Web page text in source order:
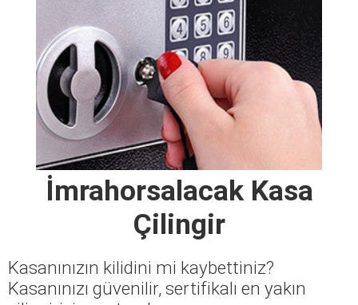
İmrahorsalacak Kasa
Çilingir
Kasanınızın kilidini mi kaybettiniz?
Kasanınızı güvenilir, sertifikalı en yakın